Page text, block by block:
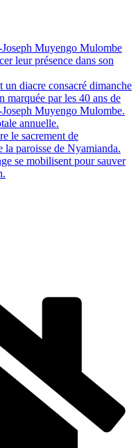
Muyengo Mulombe
leur présence dans son
un diacre consacré dimanche
marquée par les 40 ans de
Muyengo Mulombe.
annuelle.
le sacrement de
la paroisse de Nyamianda.
se mobilisent pour sauver